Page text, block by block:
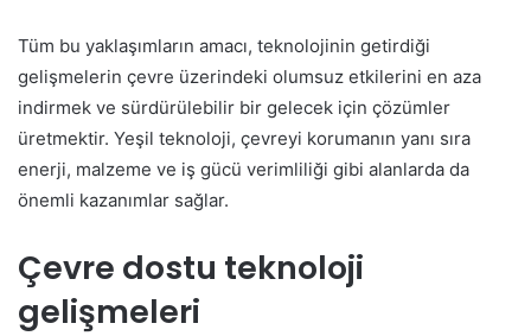
Tüm bu yaklaşımların amacı, teknolojinin getirdiği
gelişmelerin çevre üzerindeki olumsuz etkilerini en aza
indirmek ve sürdürülebilir bir gelecek için çözümler
üretmektir. Yeşil teknoloji, çevreyi korumanın yanı sıra
enerji, malzeme ve iş gücü verimliliği gibi alanlarda da
önemli kazanımlar sağlar.
Çevre dostu teknoloji
gelişmeleri